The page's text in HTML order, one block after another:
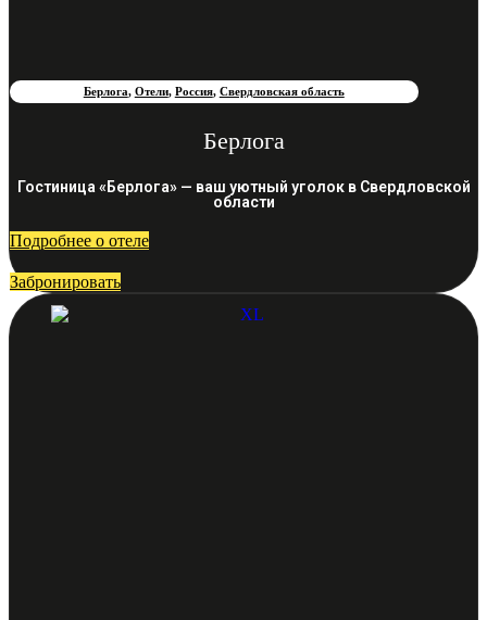
Берлога, Отели, Россия, Свердловская область
Берлога
Гостиница «Берлога» — ваш уютный уголок в Свердловской
области
Подробнее о отеле
Забронировать